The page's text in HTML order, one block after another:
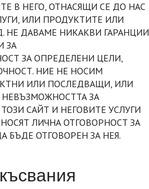
В НЕГО, ОТНАСЯЩИ СЕ ДО НАС
ИЛИ ПРОДУКТИТЕ ИЛИ
НЕ ДАВАМЕ НИКАКВИ ГАРАНЦИИ
ЗА
ЗА ОПРЕДЕЛЕНИ ЦЕЛИ,
НИЕ НЕ НОСИМ
ИЛИ ПОСЛЕДВАЩИ, ИЛИ
ЗА
САЙТ И НЕГОВИТЕ УСЛУГИ
ЛИЧНА ОТГОВОРНОСТ ЗА
БЪДЕ ОТГОВОРЕН ЗА НЕЯ.